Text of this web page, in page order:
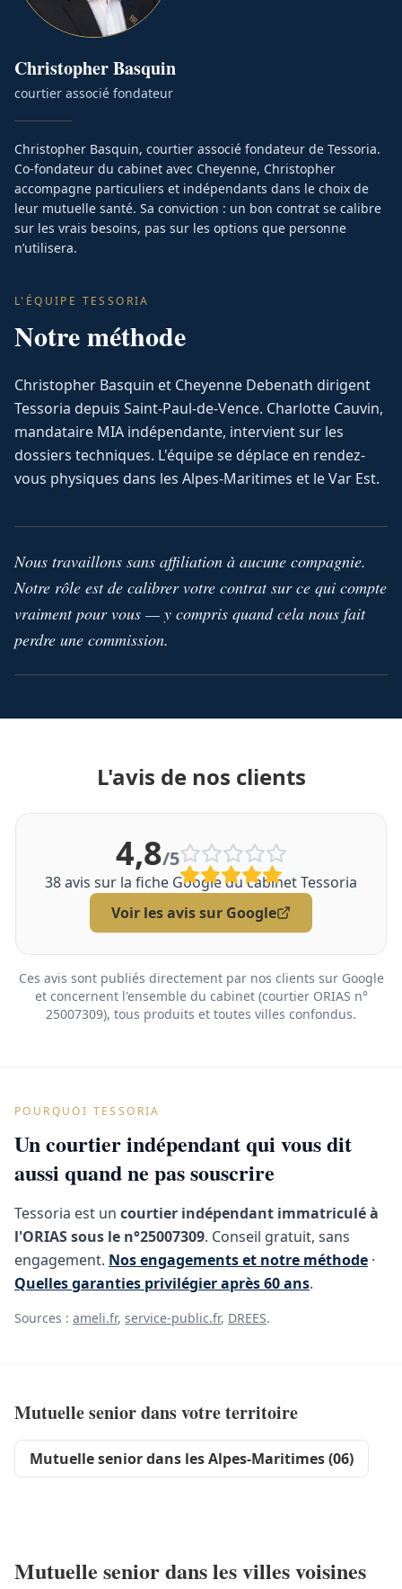
ChristopherBasquin
courtier associé fondateur
Christopher Basquin, courtier associé fondateur de Tessoria.
Co-fondateur du cabinet avec Cheyenne, Christopher
accompagne particuliers et indépendants dans le choix de
leur mutuelle santé. Sa conviction : un bon contrat se calibre
sur les vrais besoins, pas sur les options que personne
n’utilisera.
L'ÉQUIPE TESSORIA
Notre méthode
Christopher Basquin et Cheyenne Debenath dirigent
Tessoria depuis Saint-Paul-de-Vence. Charlotte Cauvin,
mandataire MIA indépendante, intervient sur les
dossiers techniques. L'équipe se déplace en rendez-
vous physiques dans les Alpes-Maritimes et le Var Est.
Nous travaillons sans affiliation à aucune compagnie.
Notre rôle est de calibrer votre contrat sur ce qui compte
vraiment pour vous — y compris quand cela nous fait
perdre une commission.
L'avis de nos clients
4,8/5
38avis sur la fiche Google du cabinet Tessoria
Voir les avis sur Google
Ces avis sont publiés directement par nos clients sur Google
et concernent l'ensemble du cabinet (courtier ORIAS n°
25007309), tous produits et toutes villes confondus.
POURQUOI TESSORIA
Un courtier indépendant qui vous dit
aussi quand ne pas souscrire
Tessoria est un courtier indépendant immatriculé à
l'ORIAS sous le n°25007309. Conseil gratuit, sans
engagement. Nos engagements et notre méthode ·
Quelles garanties privilégier après 60 ans.
Sources : ameli.fr, service-public.fr, DREES.
Mutuelle senior dans votre territoire
Mutuelle senior dans les Alpes-Maritimes (06)
Mutuelle senior dans les villes voisines